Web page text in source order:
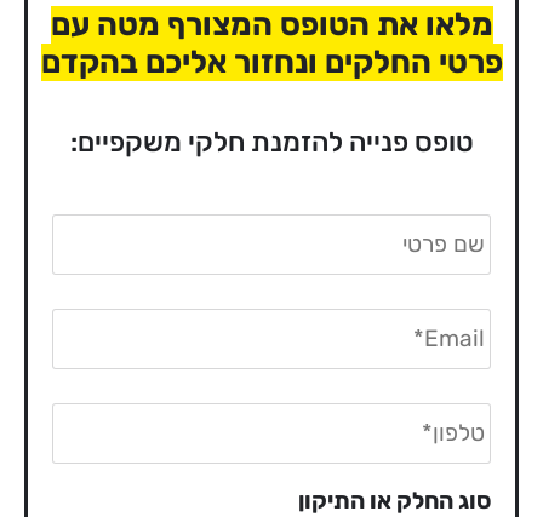
מלאו את הטופס המצורף מטה עם
פרטי החלקים ונחזור אליכם בהקדם
טופס פנייה להזמנת חלקי משקפיים:
שם
פרטי
אימייל *
Phone
סוג החלק או התיקון